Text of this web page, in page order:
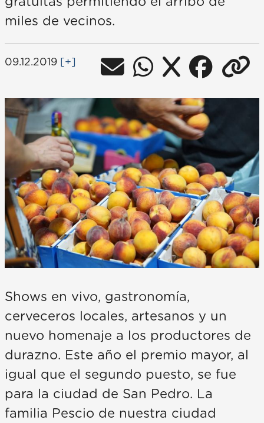
miles de vecinos.
09.12.2019 [+]
Shows en vivo, gastronomía,
cerveceros locales, artesanos y un
nuevo homenaje a los productores de
durazno. Este año el premio mayor, al
igual que el segundo puesto, se fue
para la ciudad de San Pedro. La
familia Pescio de nuestra ciudad